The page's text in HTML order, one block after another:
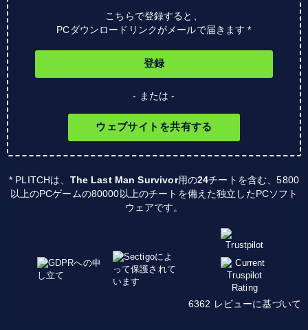
こちらで登録すると、
PCダウンロードリンクがメールで届きます *
登録
- または -
ウェブサイトを共有する
* PLITCHは、 The Last Man Survivor用の24チートを含む、5800
以上のPCゲームの80000以上のチートを備えた独立したPCソフト
ウェアです。
6362 レビューに基づいて